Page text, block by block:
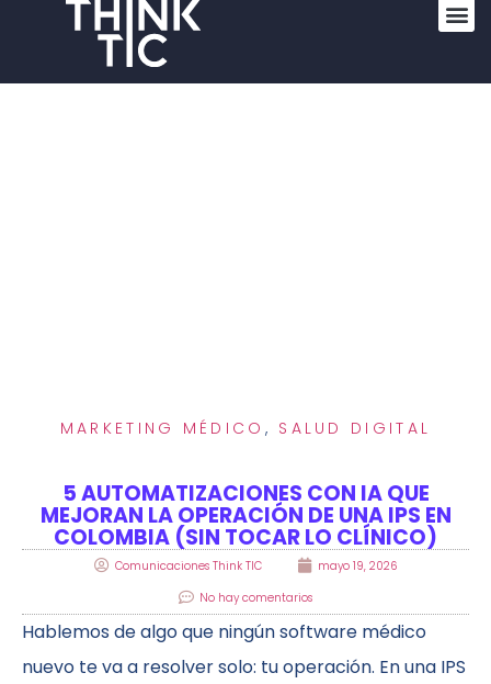
MARKETING MÉDICO , SALUD DIGITAL
5 AUTOMATIZACIONES CON IA QUE
MEJORAN LA OPERACIÓN DE UNA IPS EN
COLOMBIA (SIN TOCAR LO CLÍNICO)
Comunicaciones Think TIC
mayo 19, 2026
No hay comentarios
Hablemos de algo que ningún software médico
nuevo te va a resolver solo: tu operación. En una IPS